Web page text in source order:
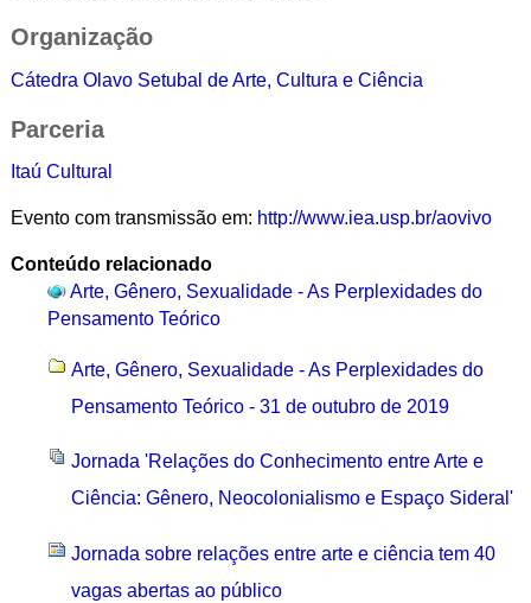
Organização
Cátedra Olavo Setubal de Arte, Cultura e Ciência
Parceria
Itaú Cultural
Evento com transmissão em: http://www.iea.usp.br/aovivo
Conteúdo relacionado
Arte, Gênero, Sexualidade - As Perplexidades do
Pensamento Teórico
Arte, Gênero, Sexualidade - As Perplexidades do
Pensamento Teórico - 31 de outubro de 2019
Jornada 'Relações do Conhecimento entre Arte e
Ciência: Gênero, Neocolonialismo e Espaço Sideral'
Jornada sobre relações entre arte e ciência tem 40
vagas abertas ao público